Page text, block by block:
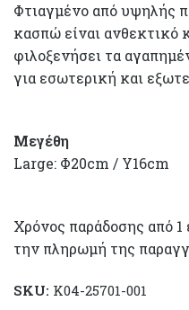
Φτιαγμένο από υψηλής
κασπώ είναι ανθεκτικό
φιλοξενήσει τα
για εσωτερική και
Μεγέθη
Large: Φ20cm / Υ16cm
Χρόνος παράδοσης από
την πληρωμή της
SKU: K04-25701-001